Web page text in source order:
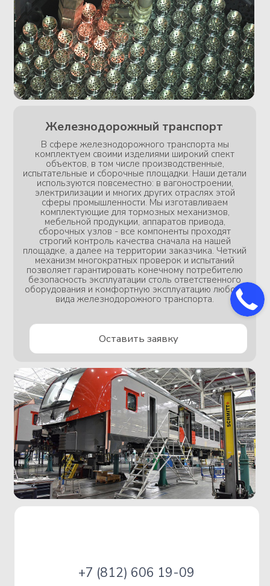
2025 Все права защищены
группа компаний "Система
Ресурсов"